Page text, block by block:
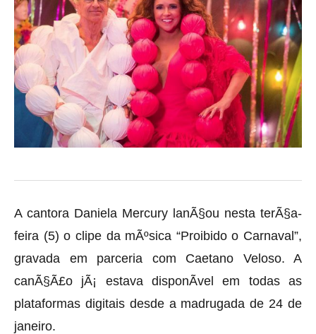
A cantora Daniela Mercury lanÃ§ou nesta terÃ§a-
feira (5) o clipe da mÃºsica “Proibido o Carnaval”,
gravada em parceria com Caetano Veloso. A
canÃ§Ã£o jÃ¡ estava disponÃ­vel em todas as
plataformas digitais desde a madrugada de 24 de
janeiro.